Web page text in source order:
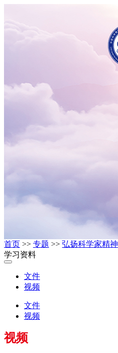
首页 >> 专题 >> 弘扬科学家精神
学习资料
文件
视频
文件
视频
视频